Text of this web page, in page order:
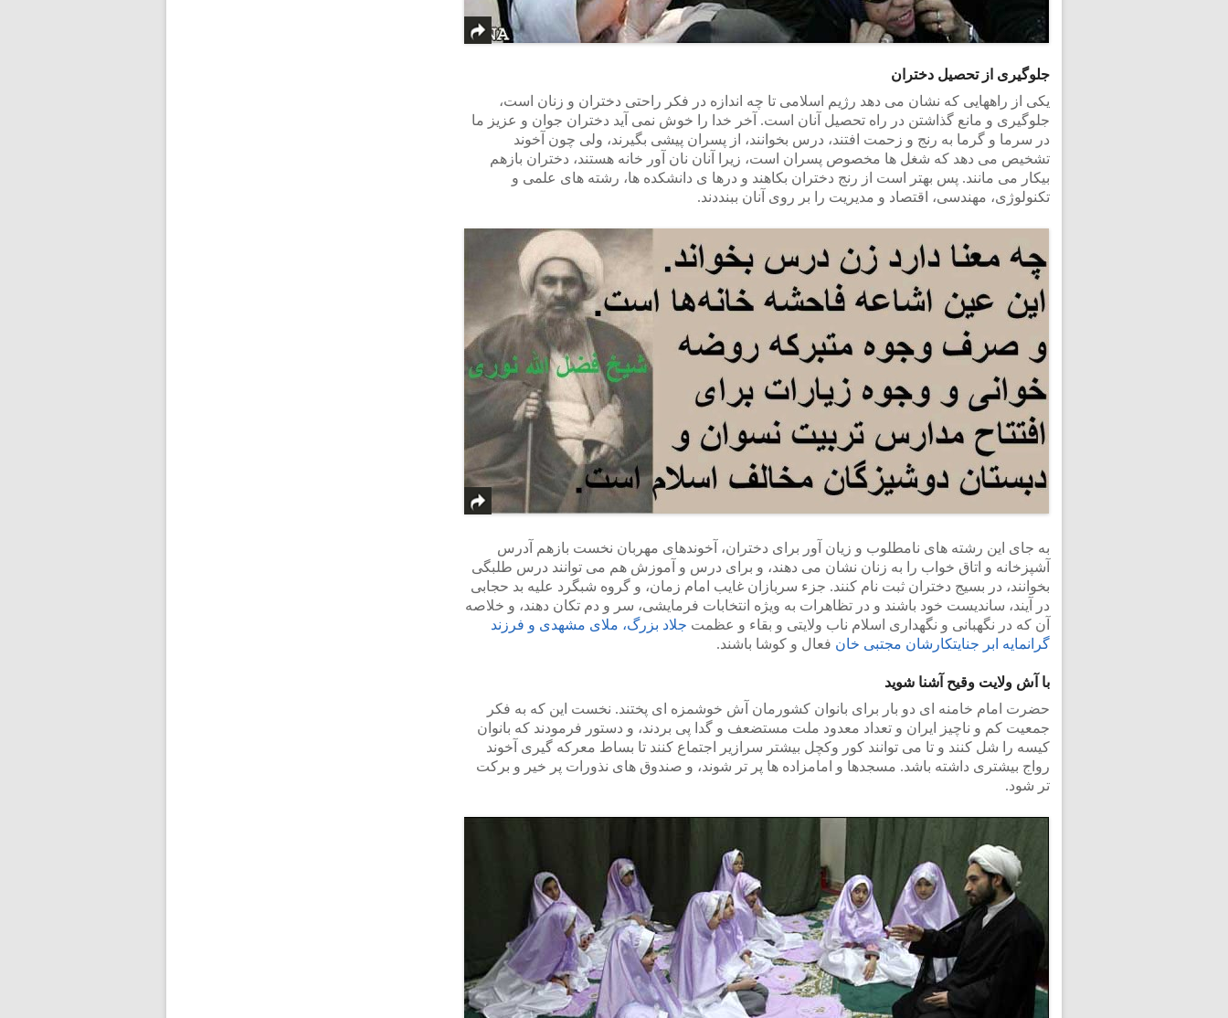
جلوگیری از تحصیل دختران
یکی از راههایی که نشان می دهد رژیم اسلامی تا چه اندازه در فکر راحتی دختران و زنان است،
جلوگیری و مانع گذاشتن در راه تحصیل آنان است. آخر خدا را خوش نمی آید دختران جوان و عزیز ما
در سرما و گرما به رنج و زحمت افتند، درس بخوانند، از پسران پیشی بگیرند، ولی چون آخوند
تشخیص می دهد که شغل ها مخصوص پسران است، زیرا آنان نان آور خانه هستند، دختران بازهم
بیکار می مانند. پس بهتر است از رنج دختران بکاهند و درها ی دانشکده ها، رشته های علمی و
تکنولوژی، مهندسی، اقتصاد و مدیریت را بر روی آنان ببنددند.
به جای این رشته های نامطلوب و زیان آور برای دختران، آخوندهای مهربان نخست بازهم آدرس
آشپزخانه و اتاق خواب را به زنان نشان می دهند، و برای درس و آموزش هم می توانند درس طلبگی
بخوانند، در بسیج دختران ثبت نام کنند. جزء سربازان غایب امام زمان، و گروه شبگرد علیه بد حجابی
در آیند، ساندیست خود باشند و در تظاهرات به ویژه انتخابات فرمایشی، سر و دم تکان دهند، و خلاصه
آن که در نگهبانی و نگهداری اسلام ناب ولایتی و بقاء و عظمت جلاد بزرگ، ملای مشهدی و فرزند
گرانمایه ابر جنایتکارشان مجتبی خان فعال و کوشا باشند.
با آش ولایت وقیح آشنا شوید
حضرت امام خامنه ای دو بار برای بانوان کشورمان آش خوشمزه ای پختند. نخست این که به فکر
جمعیت کم و ناچیز ایران و تعداد معدود ملت مستضعف و گدا پی بردند، و دستور فرمودند که بانوان
کیسه را شل کنند و تا می توانند کور وکچل بیشتر سرازیر اجتماع کنند تا بساط معرکه گیری آخوند
رواج بیشتری داشته باشد. مسجدها و امامزاده ها پر تر شوند، و صندوق های نذورات پر خیر و برکت
تر شود.